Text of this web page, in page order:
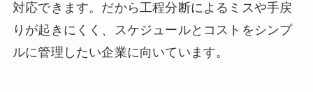
対応できます。だから工程分断によるミスや手戻
りが起きにくく、スケジュールとコストをシンプ
ルに管理したい企業に向いています。